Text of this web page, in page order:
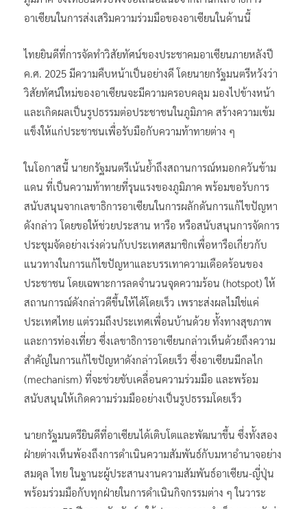
อาเซียนในการส่งเสริมความร่วมมือของอาเซียนในด้านนี้
ไทยยินดีที่การจัดทำวิสัยทัศน์ของประชาคมอาเซียนภายหลังปี
ค.ศ. 2025 มีความคืบหน้าเป็นอย่างดี โดยนายกรัฐมนตรีหวังว่า
วิสัยทัศน์ใหม่ของอาเซียนจะมีความครอบคลุม มองไปข้างหน้า
และเกิดผลเป็นรูปธรรมต่อประชาชนในภูมิภาค สร้างความเข้ม
แข็งให้แก่ประชาชนเพื่อรับมือกับความท้าทายต่าง ๆ
ในโอกาสนี้ นายกรัฐมนตรีเน้นย้ำถึงสถานการณ์หมอกควันข้าม
แดน ที่เป็นความท้าทายที่รุนแรงของภูมิภาค พร้อมขอรับการ
สนับสนุนจากเลขาธิการอาเซียนในการผลักดันการแก้ไขปัญหา
ดังกล่าว โดยขอให้ช่วยประสาน หารือ หรือสนับสนุนการจัดการ
ประชุมจัดอย่างเร่งด่วนกับประเทศสมาชิกเพื่อหารือเกี่ยวกับ
แนวทางในการแก้ไขปัญหาและบรรเทาความเดือดร้อนของ
ประชาชน โดยเฉพาะการลดจำนวนจุดความร้อน (hotspot) ให้
สถานการณ์ดังกล่าวดีขึ้นให้ได้โดยเร็ว เพราะส่งผลไม่ใช่แค่
ประเทศไทย แต่รวมถึงประเทศเพื่อนบ้านด้วย ทั้งทางสุขภาพ
และการท่องเที่ยว ซึ่งเลขาธิการอาเซียนกล่าวเห็นด้วยถึงความ
สำคัญในการแก้ไขปัญหาดังกล่าวโดยเร็ว ซึ่งอาเซียนมีกลไก
(mechanism) ที่จะช่วยขับเคลื่อนความร่วมมือ และพร้อม
สนับสนุนให้เกิดความร่วมมืออย่างเป็นรูปธรรมโดยเร็ว
นายกรัฐมนตรียินดีที่อาเซียนได้เติบโตและพัฒนาขึ้น ซึ่งทั้งสอง
ฝ่ายต่างเห็นพ้องถึงการดำเนินความสัมพันธ์กับมหาอำนาจอย่าง
สมดุล ไทย ในฐานะผู้ประสานงานความสัมพันธ์อาเซียน-ญี่ปุ่น
พร้อมร่วมมือกับทุกฝ่ายในการดำเนินกิจกรรมต่าง ๆ ในวาระ